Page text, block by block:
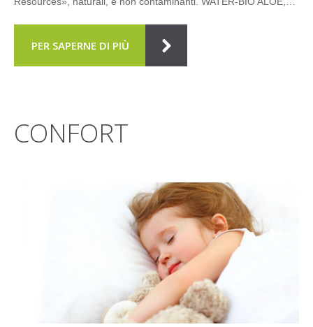
PER SAPERNE DI PIÙ
CONFORT